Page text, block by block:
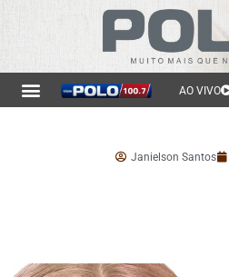
AO VIVO
Janielson Santos